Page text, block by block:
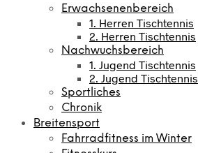
Erwachsenenbereich
1. Herren Tischtennis
2. Herren Tischtennis
Nachwuchsbereich
1. Jugend Tischtennis
2. Jugend Tischtennis
Sportliches
Chronik
Breitensport
Fahrradfitness im Winter